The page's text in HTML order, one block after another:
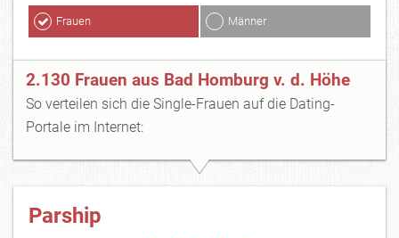
Frauen Männer
2.130 Frauen aus Bad Homburg v. d. Höhe
So verteilen sich die Single-Frauen auf die Dating-
Portale im Internet:
Parship